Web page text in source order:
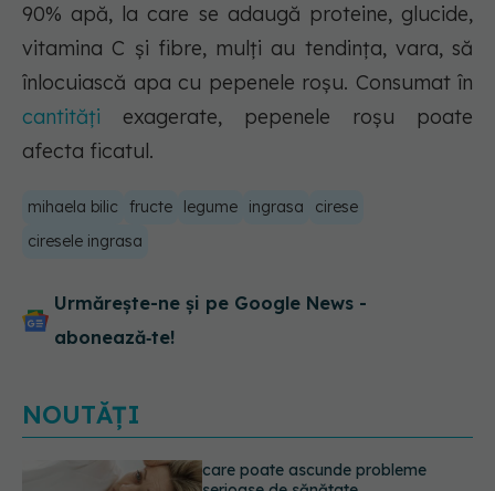
90% apă, la care se adaugă proteine, glucide,
vitamina C și fibre, mulți au tendința, vara, să
înlocuiască apa cu pepenele roșu. Consumat în
cantități exagerate, pepenele roșu poate
afecta ficatul.
mihaela bilic fructe legume ingrasa
cirese
ciresele ingrasa
Urmărește-ne și pe Google News -
abonează‑te!
NOUTĂȚI